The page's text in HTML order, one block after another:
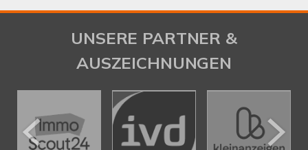
UNSERE PARTNER &
AUSZEICHNUNGEN